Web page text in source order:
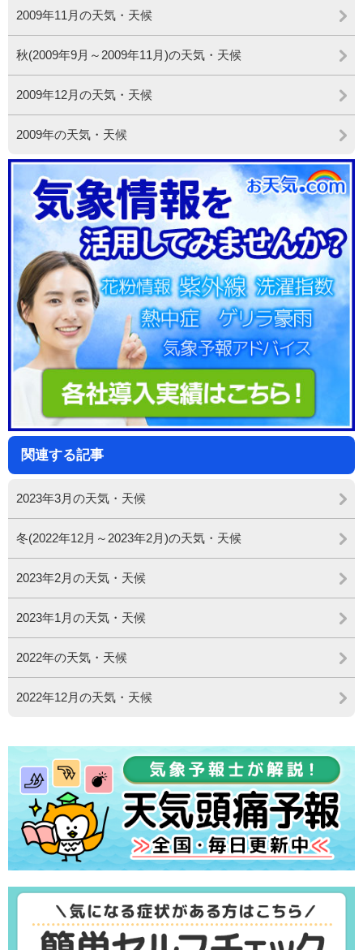
2009年11月の天気・天候
秋(2009年9月～2009年11月)の天気・天候
2009年12月の天気・天候
2009年の天気・天候
関連する記事
2023年3月の天気・天候
冬(2022年12月～2023年2月)の天気・天候
2023年2月の天気・天候
2023年1月の天気・天候
2022年の天気・天候
2022年12月の天気・天候